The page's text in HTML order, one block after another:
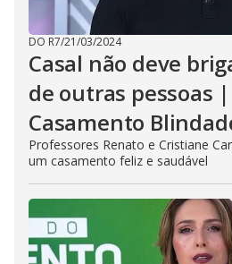
DO R7/21/03/2024
Casal não deve
de outras pessoas
Casamento
Professores Renato e Cristiane
um casamento feliz e saudável